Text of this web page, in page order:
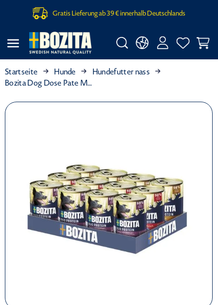
Gratis Lieferung ab 39 € innerhalb Deutschlands
Startseite Hunde
Hundefutter nass
Bozita Dog Dose Pate Mix Tray 12x400g